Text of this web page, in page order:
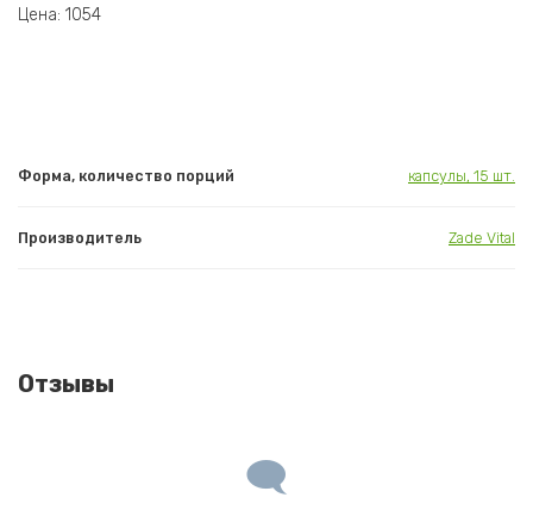
Цена: 1054
Форма, количество порций капсулы, 15 шт.
Производитель Zade Vital
Отзывы